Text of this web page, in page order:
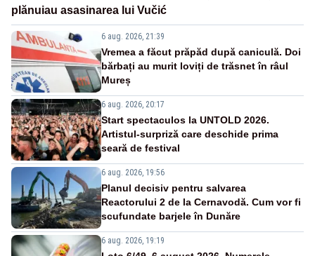
plănuiau asasinarea lui Vučić
6 aug. 2026, 21:39
Vremea a făcut prăpăd după caniculă. Doi
bărbați au murit loviți de trăsnet în râul
Mureș
6 aug. 2026, 20:17
Start spectaculos la UNTOLD 2026.
Artistul-surpriză care deschide prima
seară de festival
6 aug. 2026, 19:56
Planul decisiv pentru salvarea
Reactorului 2 de la Cernavodă. Cum vor fi
scufundate barjele în Dunăre
6 aug. 2026, 19:19